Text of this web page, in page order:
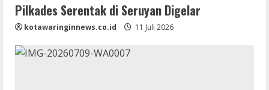
Pilkades Serentak di Seruyan Digelar
kotawaringinnews.co.id 11 Juli 2026